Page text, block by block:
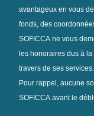
avantageux en vous
fonds, des
SOFICCA ne vous
les honoraires dus à
travers de ses services.
Pour rappel, aucune
SOFICCA avant le